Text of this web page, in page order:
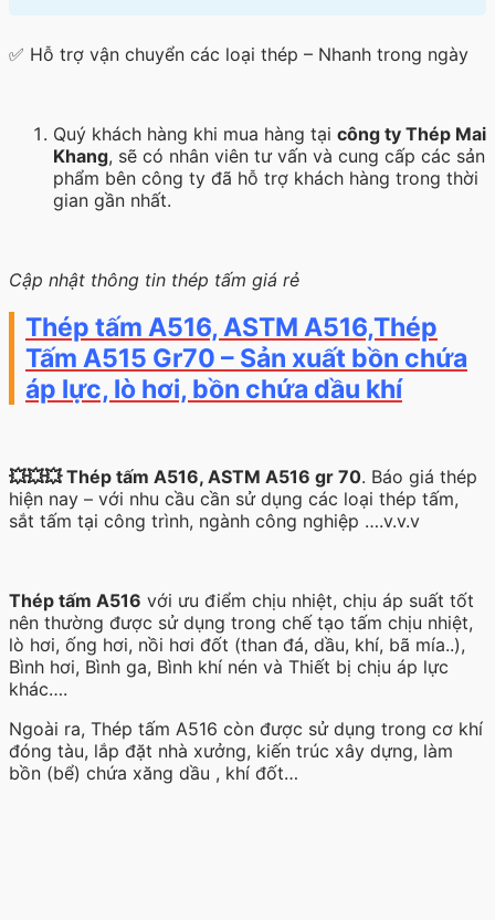
✅ Hỗ trợ vận chuyển các loại thép – Nhanh trong ngày
Quý khách hàng khi mua hàng tại công ty Thép Mai
Khang, sẽ có nhân viên tư vấn và cung cấp các sản
phẩm bên công ty đã hỗ trợ khách hàng trong thời
gian gần nhất.
Cập nhật thông tin thép tấm giá rẻ
Thép tấm A516, ASTM A516,Thép
Tấm A515 Gr70 – Sản xuất bồn chứa
áp lực, lò hơi, bồn chứa dầu khí
💥💥💥Thép tấm A516, ASTM A516 gr 70. Báo giá thép
hiện nay – với nhu cầu cần sử dụng các loại thép tấm,
sắt tấm tại công trình, ngành công nghiệp ….v.v.v
Thép tấm A516 với ưu điểm chịu nhiệt, chịu áp suất tốt
nên thường được sử dụng trong chế tạo tấm chịu nhiệt,
lò hơi, ống hơi, nồi hơi đốt (than đá, dầu, khí, bã mía..),
Bình hơi, Bình ga, Bình khí nén và Thiết bị chịu áp lực
khác….
Ngoài ra, Thép tấm A516 còn được sử dụng trong cơ khí
đóng tàu, lắp đặt nhà xưởng, kiến trúc xây dựng, làm
bồn (bể) chứa xăng dầu , khí đốt…